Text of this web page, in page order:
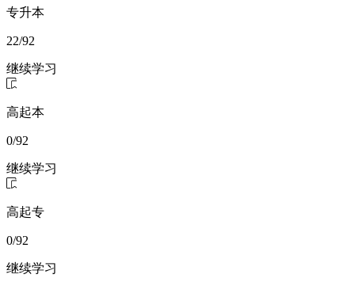
专升本
22/92
继续学习
高起本
0/92
继续学习
高起专
0/92
继续学习